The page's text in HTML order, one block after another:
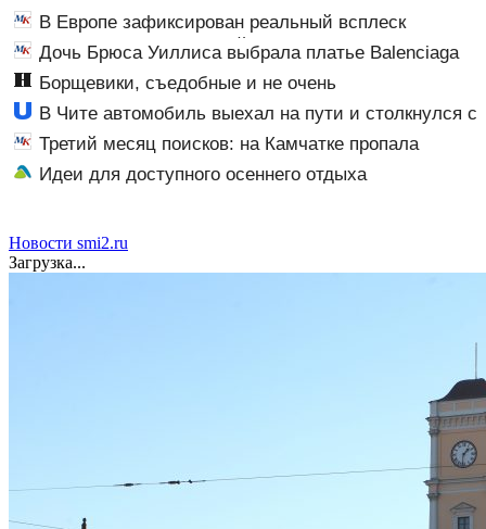
В Европе зафиксирован реальный всплеск
венерических заболеваний
Дочь Брюса Уиллиса выбрала платье Balenciaga
для свадьбы в Сан-Вэлли
Борщевики, съедобные и не очень
В Чите автомобиль выехал на пути и столкнулся с
поездом, есть пострадавшие
Третий месяц поисков: на Камчатке пропала
пенсионерка
Идеи для доступного осеннего отдыха
Новости smi2.ru
Загрузка...